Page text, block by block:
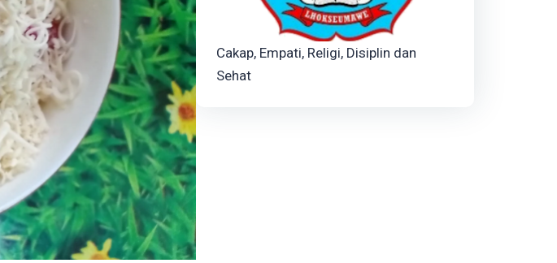
Cakap, Empati, Religi, Disiplin dan
Sehat